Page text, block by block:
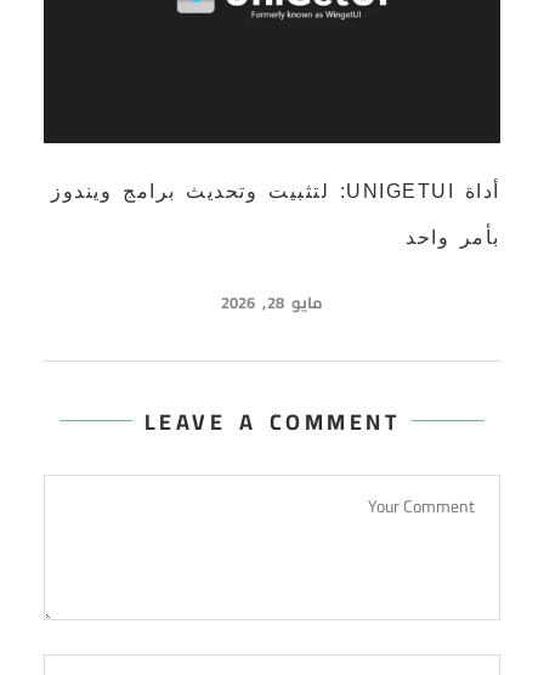
أداة UNIGETUI: لتثبيت وتحديث برامج ويندوز
بأمر واحد
مايو 28, 2026
LEAVE A COMMENT